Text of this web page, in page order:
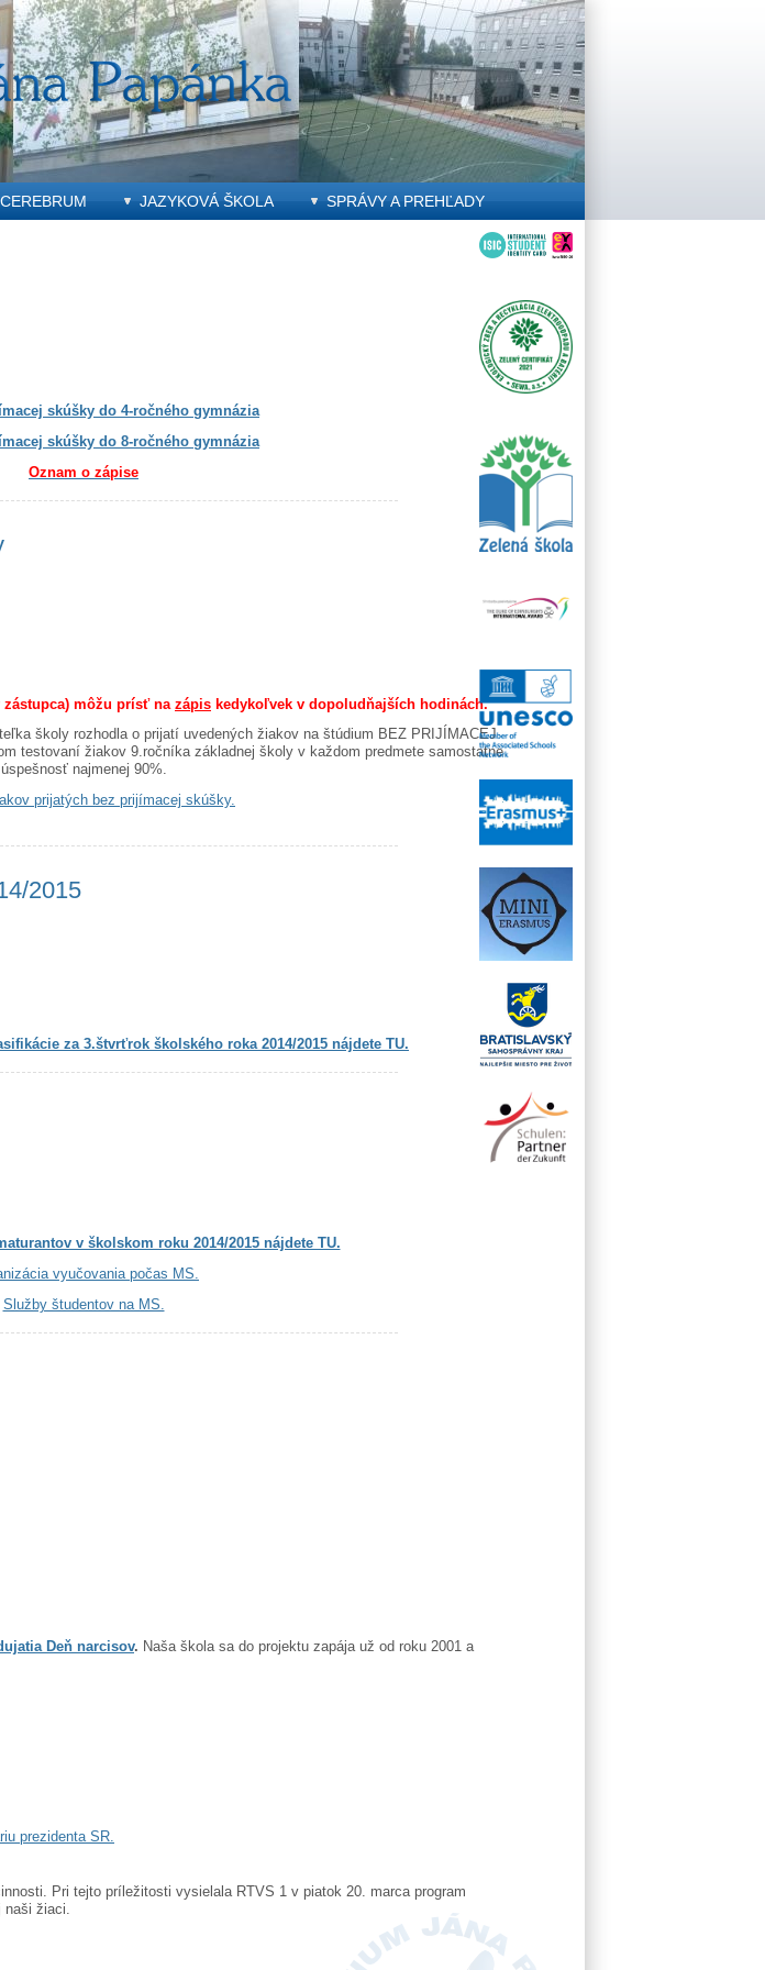
JAZYKOVÁ ŠKOLA SPRÁVY A PREHĽADY
skúšky do 4-ročného gymnázia
skúšky do 8-ročného gymnázia
Oznam o zápise
môžu prísť na zápis kedykoľvek v dopoludňajších hodinách.
školy rozhodla o prijatí uvedených žiakov na štúdium BEZ PRIJÍMACEJ
testovaní žiakov 9.ročníka základnej školy v každom predmete samostatne
úspešnosť najmenej 90%.
prijatých bez prijímacej skúšky.
2015
za 3.štvrťrok školského roka 2014/2015 nájdete TU.
v školskom roku 2014/2015 nájdete TU.
vyučovania počas MS.
Služby študentov na MS.
Deň narcisov. Naša škola sa do projektu zapája už od roku 2001 a
prezidenta SR.
Pri tejto príležitosti vysielala RTVS 1 v piatok 20. marca program
naši žiaci.